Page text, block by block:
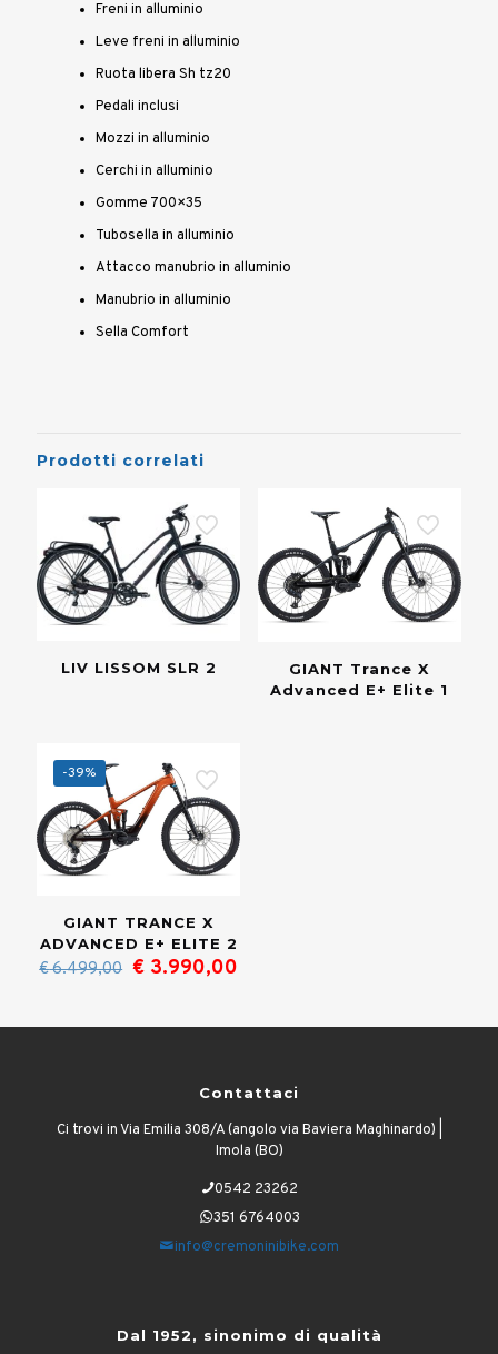
Freni in alluminio
Leve freni in alluminio
Ruota libera Sh tz20
Pedali inclusi
Mozzi in alluminio
Cerchi in alluminio
Gomme 700×35
Tubosella in alluminio
Attacco manubrio in alluminio
Manubrio in alluminio
Sella Comfort
Prodotti correlati
LIV LISSOM SLR 2
GIANT Trance X
Advanced E+ Elite 1
-39%
GIANT TRANCE X
ADVANCED E+ ELITE 2
€6.499,00 Il
era:
€ 3.990,00
è:
Contattaci
Ci trovi in Via Emilia 308/A (angolo via Baviera Maghinardo) |
Imola (BO)
0542 23262
351 6764003
info@cremoninibike.com
Dal 1952, sinonimo di qualità